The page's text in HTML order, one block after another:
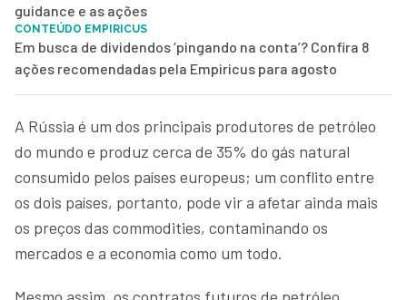
guidance e as ações
CONTEÚDO EMPIRICUS
Em busca de dividendos ‘pingando na conta’? Confira 8
ações recomendadas pela Empiricus para agosto
A Rússia é um dos principais produtores de petróleo
do mundo e produz cerca de 35% do gás natural
consumido pelos países europeus; um conflito entre
os dois países, portanto, pode vir a afetar ainda mais
os preços das commodities, contaminando os
mercados e a economia como um todo.